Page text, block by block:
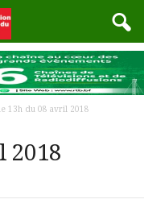
13h du 08 avril 2018
2018